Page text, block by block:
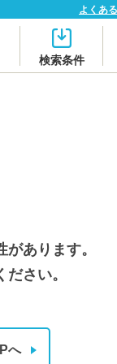
よくあ
検索条件
あります。
さい。
へ